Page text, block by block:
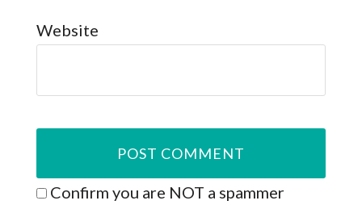
Website
Confirm you are NOT a spammer